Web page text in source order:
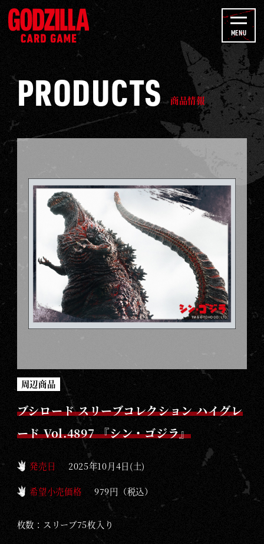
T
a
n
P
R
U
S
-
ド
ゲ
MENU
PRODUCTS 商品情報
周辺商品
ブシロード スリーブコレクション ハイグレ
ード Vol.4897 『シン・ゴジラ』
発売日 2025年10月4日(土)
希望小売価格 979円（税込）
枚数：スリーブ75枚入り